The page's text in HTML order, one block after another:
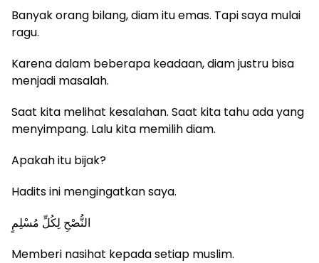
Banyak orang bilang, diam itu emas. Tapi saya mulai
ragu.
Karena dalam beberapa keadaan, diam justru bisa
menjadi masalah.
Saat kita melihat kesalahan. Saat kita tahu ada yang
menyimpang. Lalu kita memilih diam.
Apakah itu bijak?
Hadits ini mengingatkan saya.
النُّصْحِ لِكُلِّ مُسْلِمٍ
Memberi nasihat kepada setiap muslim.